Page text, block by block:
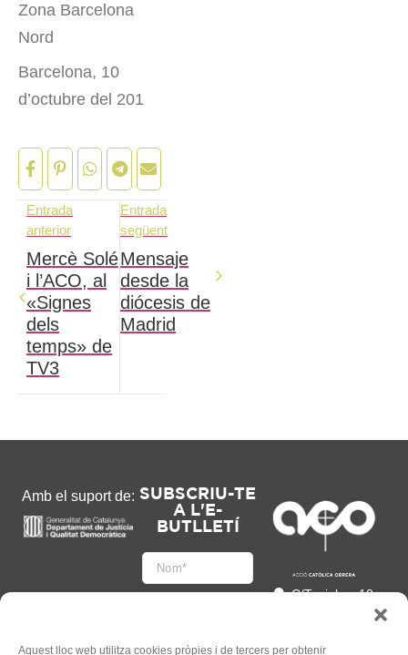
Aquest lloc web utilitza cookies pròpies i de tercers per obtenir
Zona Barcelona
Nord
Barcelona, 10
d’octubre del 201
Entrada
anterior
Mercè Solé
i l’ACO, al
«Signes
dels
temps» de
TV3
Entrada
següent
Mensaje
desde la
diócesis de
Madrid
Amb el suport de: SUBSCRIU-TE
A L'E-
BUTLLETÍ
C/Tapioles, 10
93 505 86 86